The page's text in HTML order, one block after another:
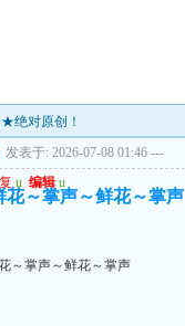
绝对原创！
发表于: 2026-07-08 01:46 ---
u 编辑 u
花～掌声～鲜花～掌声
～掌声～鲜花～掌声